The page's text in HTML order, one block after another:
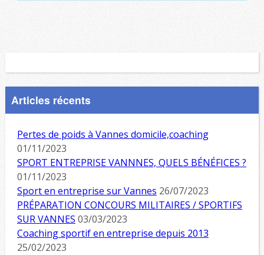
Articles récents
Pertes de poids à Vannes domicile,coaching
01/11/2023
SPORT ENTREPRISE VANNNES, QUELS BÉNÉFICES ?
01/11/2023
Sport en entreprise sur Vannes 26/07/2023
PRÉPARATION CONCOURS MILITAIRES / SPORTIFS
SUR VANNES 03/03/2023
Coaching sportif en entreprise depuis 2013
25/02/2023